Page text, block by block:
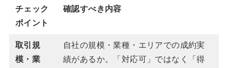
チェック
ポイント
確認すべき内容
取引規
模・業
自社の規模・業種・エリアでの成約実
績があるか。「対応可」ではなく「得